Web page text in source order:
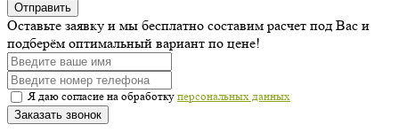
Отправить
Оставьте заявку и мы бесплатно составим расчет под Вас и
подберём оптимальный вариант по цене!
Я даю согласие на обработку персональных данных
Заказать звонок